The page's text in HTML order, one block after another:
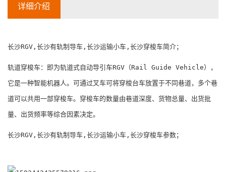
详细介绍
长沙RGV,长沙有轨制导车,长沙运输小车,长沙穿梭车简介；
轨道穿梭车：即为轨道式自动导引车RGV（Rail Guide Vehicle），
它是一种智能机器人。可通过叉车可将穿梭台车放置于不同巷道，多个巷
道可以共用一部穿梭车。穿梭车的数量由巷道深度、货物总量、出货批
量、出货频率等综合因素决定。
长沙RGV,长沙有轨制导车,长沙运输小车,长沙穿梭车参数；